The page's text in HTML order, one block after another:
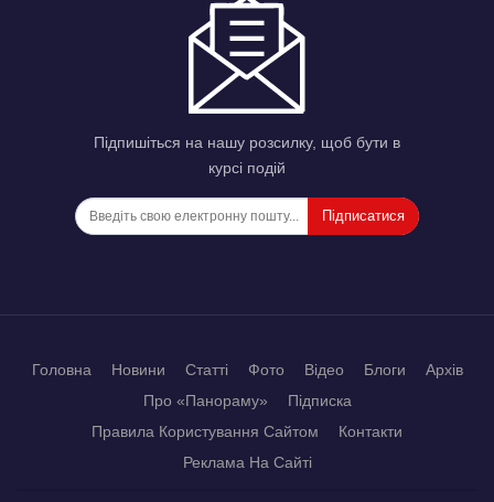
Підпишіться на нашу розсилку, щоб бути в
курсі подій
Підписатися
Головна Новини Статті Фото Відео Блоги
Архів
Про «Панораму»
Підписка
Правила Користування Сайтом
Контакти
Реклама На Сайті